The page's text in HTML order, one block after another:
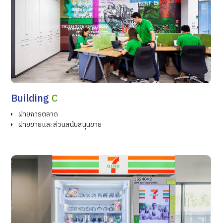
Building C
ฝ่ายการตลาด
ฝ่ายขายและส่วนสนับสนุนขาย